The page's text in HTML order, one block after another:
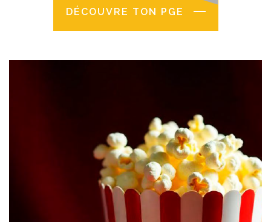
DÉCOUVRE TON PGE